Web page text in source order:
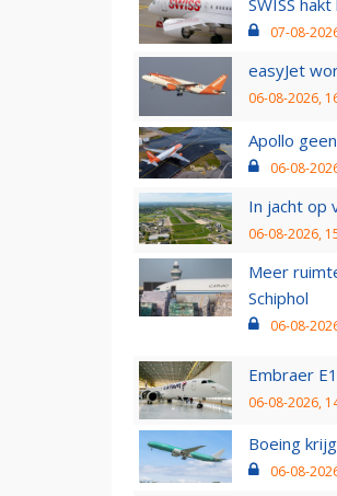
SWISS
07-08-
easyJet
06-08-2026,
Apollo
06-08-
In jacht op
06-08-2026,
Meer
Schiphol
06-08-
Embraer
06-08-2026,
Boeing
06-08-